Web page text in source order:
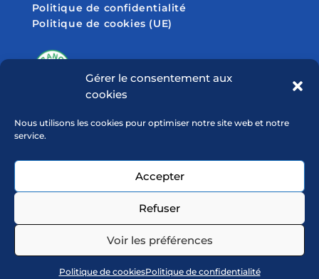
Gérer le consentement aux
cookies
Nous utilisons les cookies pour optimiser notre site web et notre
service.
Accepter
Refuser
Voir les préférences
Politique de cookiesPolitique de confidentialité
Politique de confidentialité
Politique de cookies (UE)
SUIVEZ-NOUS SUR